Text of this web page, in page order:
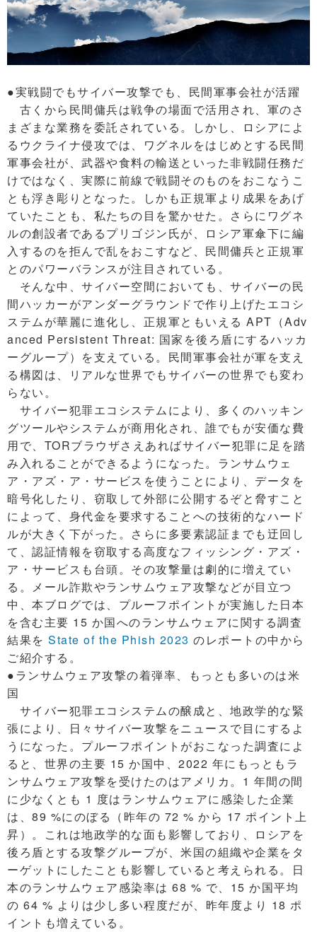
●実戦闘でもサイバー攻撃でも、民間軍事会社が活躍
古くから民間傭兵は戦争の場面で活用され、軍のさ
まざまな業務を委託されている。しかし、ロシアによ
るウクライナ侵攻では、ワグネルをはじめとする民間
軍事会社が、武器や食料の輸送といった非戦闘任務だ
けではなく、実際に前線で戦闘そのものをおこなうこ
とも浮き彫りとなった。しかも正規軍より成果をあげ
ていたことも、私たちの目を驚かせた。さらにワグネ
ルの創設者であるプリゴジン氏が、ロシア軍傘下に編
入するのを拒んで乱をおこすなど、民間傭兵と正規軍
とのパワーバランスが注目されている。
そんな中、サイバー空間においても、サイバーの民
間ハッカーがアンダーグラウンドで作り上げたエコシ
ステムが華麗に進化し、正規軍ともいえる APT（Adv
anced Persistent Threat: 国家を後ろ盾にするハッカ
ーグループ）を支えている。民間軍事会社が軍を支え
る構図は、リアルな世界でもサイバーの世界でも変わ
らない。
サイバー犯罪エコシステムにより、多くのハッキン
グツールやシステムが商用化され、誰でもが安価な費
用で、TORブラウザさえあればサイバー犯罪に足を踏
み入れることができるようになった。ランサムウェ
ア・アズ・ア・サービスを使うことにより、データを
暗号化したり、窃取して外部に公開するぞと脅すこと
によって、身代金を要求することへの技術的なハード
ルが大きく下がった。さらに多要素認証までも迂回し
て、認証情報を窃取する高度なフィッシング・アズ・
ア・サービスも台頭。その攻撃量は劇的に増えてい
る。メール詐欺やランサムウェア攻撃などが目立つ
中、本ブログでは、プルーフポイントが実施した日本
を含む主要 15 か国へのランサムウェアに関する調査
結果を State of the Phish 2023 のレポートの中から
ご紹介する。
●ランサムウェア攻撃の着弾率、もっとも多いのは米
国
サイバー犯罪エコシステムの醸成と、地政学的な緊
張により、日々サイバー攻撃をニュースで目にするよ
うになった。プルーフポイントがおこなった調査によ
ると、世界の主要 15 か国中、2022 年にもっともラ
ンサムウェア攻撃を受けたのはアメリカ。1 年間の間
に少なくとも 1 度はランサムウェアに感染した企業
は、89 %にのぼる（昨年の 72 % から 17 ポイント上
昇）。これは地政学的な面も影響しており、ロシアを
後ろ盾とする攻撃グループが、米国の組織や企業をタ
ーゲットにしたことも影響していると考えられる。日
本のランサムウェア感染率は 68 % で、15 か国平均
の 64 % よりは少し多い程度だが、昨年度より 18 ポ
イントも増えている。